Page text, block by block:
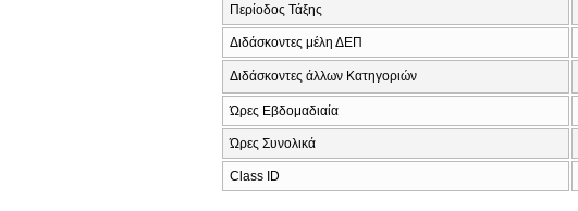
Περίοδος Τάξης
Διδάσκοντες μέλη ΔΕΠ
Διδάσκοντες άλλων Κατηγοριών
Ώρες Εβδομαδιαία
Ώρες Συνολικά
Class ID